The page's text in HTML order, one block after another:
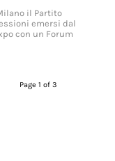
il Partito
emersi dal
con un Forum
Page 1 of 3